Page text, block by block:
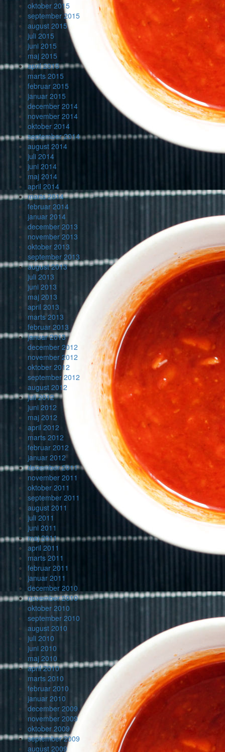
oktober 2015
september 2015
august 2015
juli 2015
juni 2015
maj 2015
april 2015
marts 2015
februar 2015
januar 2015
december 2014
november 2014
oktober 2014
september 2014
august 2014
juli 2014
juni 2014
maj 2014
april 2014
marts 2014
februar 2014
januar 2014
december 2013
november 2013
oktober 2013
september 2013
august 2013
juli 2013
juni 2013
maj 2013
april 2013
marts 2013
februar 2013
januar 2013
december 2012
november 2012
oktober 2012
september 2012
august 2012
juli 2012
juni 2012
maj 2012
april 2012
marts 2012
februar 2012
januar 2012
december 2011
november 2011
oktober 2011
september 2011
august 2011
juli 2011
juni 2011
maj 2011
april 2011
marts 2011
februar 2011
januar 2011
december 2010
november 2010
oktober 2010
september 2010
august 2010
juli 2010
juni 2010
maj 2010
april 2010
marts 2010
februar 2010
januar 2010
december 2009
november 2009
oktober 2009
september 2009
august 2009